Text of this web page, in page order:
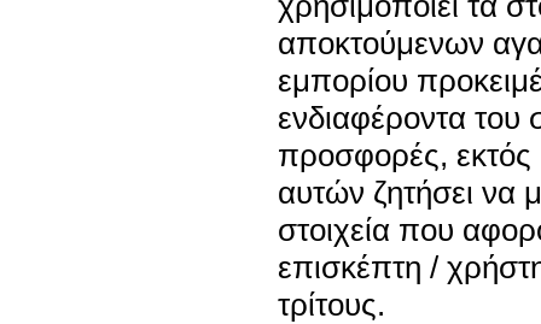
αποκτούμενων
εμπορίου
ενδιαφέροντα του
προσφορές,
αυτών ζητήσει να
στοιχεία που
επισκέπτη /
τρίτους.